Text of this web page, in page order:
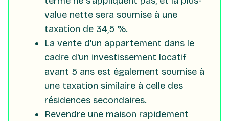
value nette sera soumise à une
taxation de 34,5 %.
La vente d'un appartement dans le
cadre d'un investissement locatif
avant 5 ans est également soumise à
une taxation similaire à celle des
résidences secondaires.
Revendre une maison rapidement